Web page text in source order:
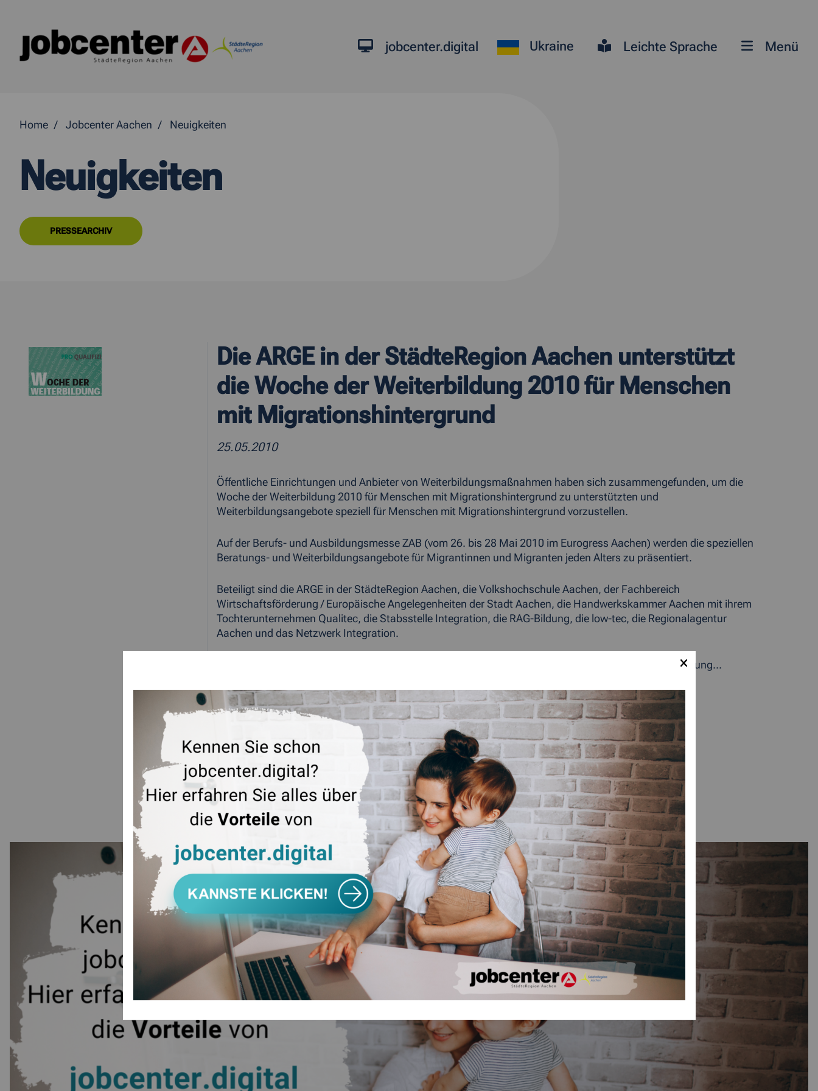
jobcenter.digital Ukraine Leichte Sprache Menü
Home Jobcenter Aachen Neuigkeiten
Neuigkeiten
PRESSEARCHIV
Die ARGE in der StädteRegion Aachen unterstützt
die Woche der Weiterbildung 2010 für Menschen
mit Migrationshintergrund
25.05.2010
Öffentliche Einrichtungen und Anbieter von Weiterbildungsmaßnahmen haben sich zusammengefunden, um die
Woche der Weiterbildung 2010 für Menschen mit Migrationshintergrund zu unterstützten und
Weiterbildungsangebote speziell für Menschen mit Migrationshintergrund vorzustellen.
Auf der Berufs- und Ausbildungsmesse ZAB (vom 26. bis 28 Mai 2010 im Eurogress Aachen) werden die speziellen
Beratungs- und Weiterbildungsangebote für Migrantinnen und Migranten jeden Alters zu präsentiert.
Beteiligt sind die ARGE in der StädteRegion Aachen, die Volkshochschule Aachen, der Fachbereich
Wirtschaftsförderung / Europäische Angelegenheiten der Stadt Aachen, die Handwerkskammer Aachen mit ihrem
Tochterunternehmen Qualitec, die Stabsstelle Integration, die RAG-Bildung, die low-tec, die Regionalagentur
Aachen und das Netzwerk Integration.
<link http: www.proqua.de cms index._cglkptcxmg_.html external-link>mehr zur Woche der Weiterbildung...
ZURÜCK